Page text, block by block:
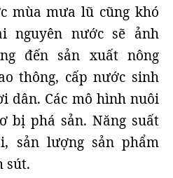
mùa mưa lũ cũng khó
nguyên nước sẽ ảnh
đến sản xuất nông
thông, cấp nước sinh
dân. Các mô hình nuôi
bị phá sản. Năng suất
sản lượng sản phẩm
sút.